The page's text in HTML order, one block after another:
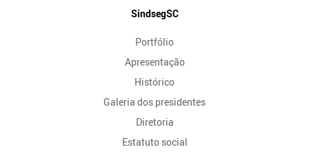
SindsegSC
Portfólio
Apresentação
Histórico
Galeria dos presidentes
Diretoria
Estatuto social